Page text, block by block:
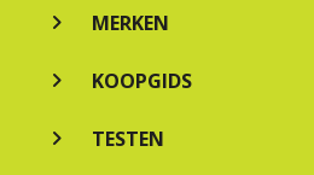
MERKEN
KOOPGIDS
TESTEN